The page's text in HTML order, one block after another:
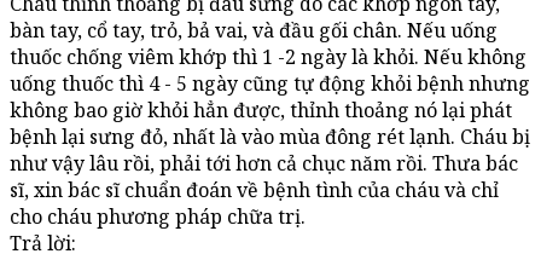
bàn tay, cổ tay, trỏ, bả vai, và đầu gối chân. Nếu uống
thuốc chống viêm khớp thì 1 -2 ngày là khỏi. Nếu không
uống thuốc thì 4 - 5 ngày cũng tự động khỏi bệnh nhưng
không bao giờ khỏi hẳn được, thỉnh thoảng nó lại phát
bệnh lại sưng đỏ, nhất là vào mùa đông rét lạnh. Cháu bị
như vậy lâu rồi, phải tới hơn cả chục năm rồi. Thưa bác
sĩ, xin bác sĩ chuẩn đoán về bệnh tình của cháu và chỉ
cho cháu phương pháp chữa trị.
Trả lời: